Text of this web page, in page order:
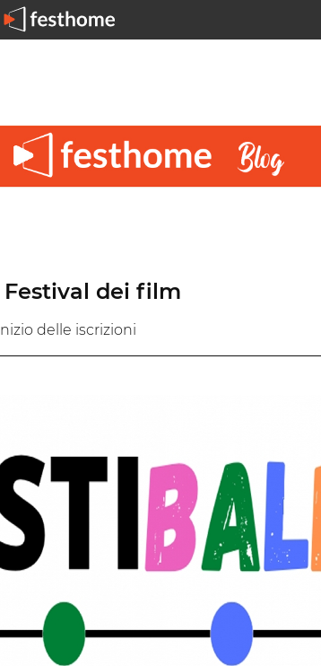
Festival dei film
delle iscrizioni